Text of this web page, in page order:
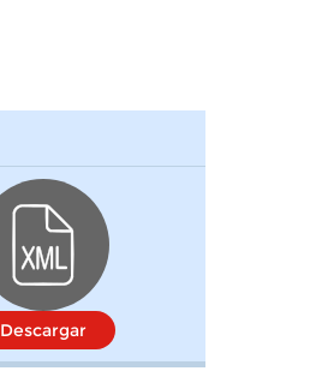
Descargar